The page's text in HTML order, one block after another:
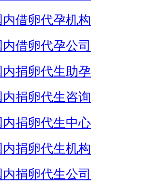
内借卵代孕机构
内借卵代孕公司
内捐卵代生助孕
内捐卵代生咨询
内捐卵代生中心
内捐卵代生机构
内捐卵代生公司